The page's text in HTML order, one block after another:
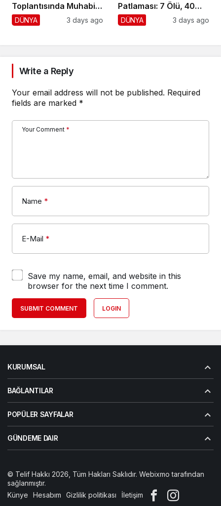
Toplantısında Muhabiri
Fena Yerden Aldı
DÜNYA 3 days ago
Patlaması: 7 Ölü, 40
Yaralı
DÜNYA 3 days ago
Write a Reply
Your email address will not be published. Required
fields are marked *
Your Comment *
Name *
E-Mail *
Save my name, email, and website in this
browser for the next time I comment.
SUBMIT COMMENT LOGIN
KURUMSAL
BAĞLANTILAR
POPÜLER SAYFALAR
GÜNDEME DAIR
© Telif Hakkı 2026, Tüm Hakları Saklıdır. Webixmo tarafından
sağlanmıştır.
Künye
Hesabım Gizlilik politikası İletişim